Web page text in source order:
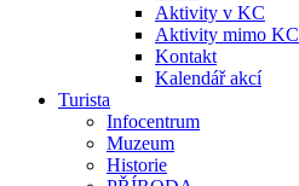
Aktivity v KC
Aktivity mimo KC
Kontakt
Kalendář akcí
Turista
Infocentrum
Muzeum
Historie